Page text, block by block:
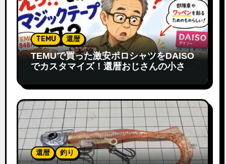
TEMU 還暦
TEMUで買った激安ポロシャツをDAISO
でカスタマイズ！還暦おじさんの小さな
還暦 釣り